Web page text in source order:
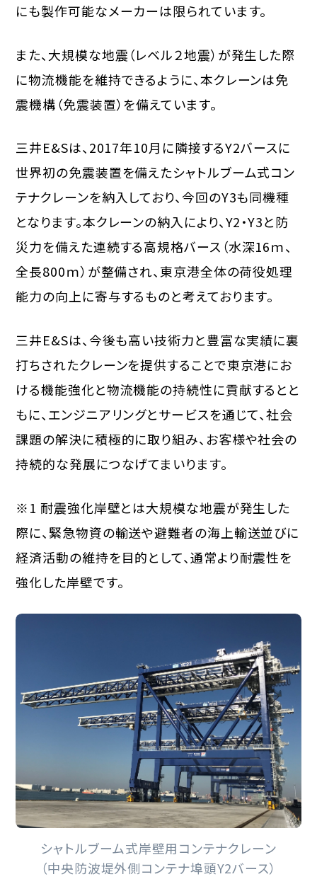
にも製作可能なメーカーは限られています。
また、大規模な地震（レベル２地震）が発生した際
に物流機能を維持できるように、本クレーンは免
震機構（免震装置）を備えています。
三井E&Sは、2017年10月に隣接するY2バースに
世界初の免震装置を備えたシャトルブーム式コン
テナクレーンを納入しており、今回のY3も同機種
となります。本クレーンの納入により、Y2・Y3と防
災力を備えた連続する高規格バース（水深16ｍ、
全長800ｍ）が整備され、東京港全体の荷役処理
能力の向上に寄与するものと考えております。
三井E&Sは、今後も高い技術力と豊富な実績に裏
打ちされたクレーンを提供することで東京港にお
ける機能強化と物流機能の持続性に貢献するとと
もに、エンジニアリングとサービスを通じて、社会
課題の解決に積極的に取り組み、お客様や社会の
持続的な発展につなげてまいります。
※1 耐震強化岸壁とは大規模な地震が発生した
際に、緊急物資の輸送や避難者の海上輸送並びに
経済活動の維持を目的として、通常より耐震性を
強化した岸壁です。
シャトルブーム式岸壁用コンテナクレーン
（中央防波堤外側コンテナ埠頭Y2バース）